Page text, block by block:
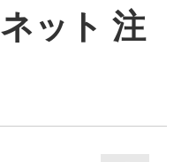
ット 注